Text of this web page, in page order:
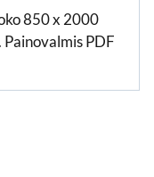
850 x 2000
PDF